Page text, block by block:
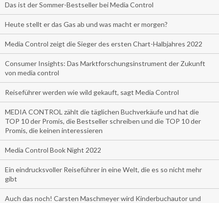
Das ist der Sommer-Bestseller bei Media Control
Heute stellt er das Gas ab und was macht er morgen?
Media Control zeigt die Sieger des ersten Chart-Halbjahres 2022
Consumer Insights: Das Marktforschungsinstrument der Zukunft
von media control
Reiseführer werden wie wild gekauft, sagt Media Control
MEDIA CONTROL zählt die täglichen Buchverkäufe und hat die
TOP 10 der Promis, die Bestseller schreiben und die TOP 10 der
Promis, die keinen interessieren
Media Control Book Night 2022
Ein eindrucksvoller Reiseführer in eine Welt, die es so nicht mehr
gibt
Auch das noch! Carsten Maschmeyer wird Kinderbuchautor und